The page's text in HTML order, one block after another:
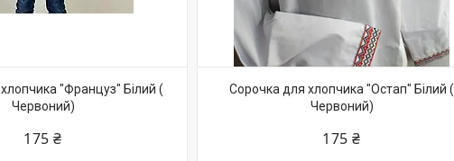
"Француз" Білий (
Червоний)
175 ₴
Сорочка для хлопчика "Остап" Білий (
Червоний)
175 ₴